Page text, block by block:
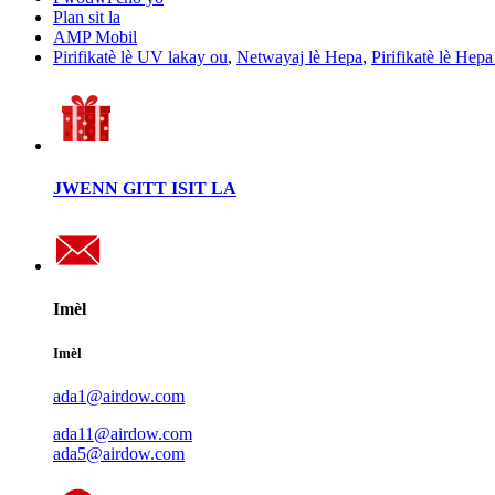
Plan sit la
AMP Mobil
Pirifikatè lè UV lakay ou, Netwayaj lè Hepa, Pirifikatè lè
JWENN GITT ISIT LA
Imèl
Imèl
ada1@airdow.com
ada11@airdow.com
ada5@airdow.com